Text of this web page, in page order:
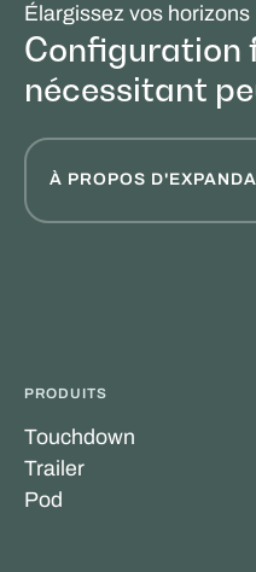
Élargissez vos horizons
Configuration
nécessitant
À PROPOS
PRODUITS
Touchdown
Trailer
Pod